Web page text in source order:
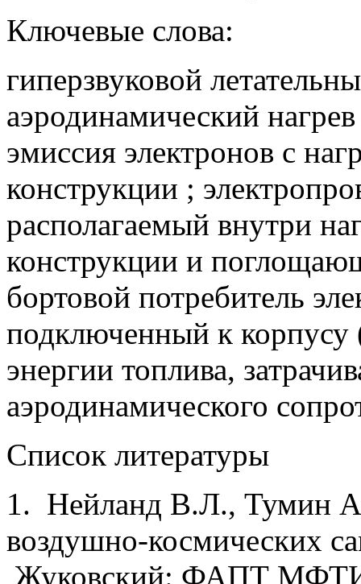
Ключевые слова:
гиперзвуковой
аэродинамический
эмиссия электронов с
конструкции ;
располагаемый внутри
конструкции и
бортовой потребитель
подключенный к корпусу
энергии топлива,
аэродинамического
Список литературы
1. Нейланд В.Л., Тумин
воздушно-космических
Жуковский: ФАПТ